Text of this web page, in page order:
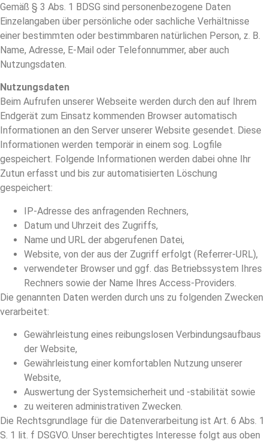
Gemäß § 3 Abs. 1 BDSG sind personenbezogene Daten
Einzelangaben über persönliche oder sachliche Verhältnisse
einer bestimmten oder bestimmbaren natürlichen Person, z. B.
Name, Adresse, E-Mail oder Telefonnummer, aber auch
Nutzungsdaten.
Nutzungsdaten
Beim Aufrufen unserer Webseite werden durch den auf Ihrem
Endgerät zum Einsatz kommenden Browser automatisch
Informationen an den Server unserer Website gesendet. Diese
Informationen werden temporär in einem sog. Logfile
gespeichert. Folgende Informationen werden dabei ohne Ihr
Zutun erfasst und bis zur automatisierten Löschung
gespeichert:
IP-Adresse des anfragenden Rechners,
Datum und Uhrzeit des Zugriffs,
Name und URL der abgerufenen Datei,
Website, von der aus der Zugriff erfolgt (Referrer-URL),
verwendeter Browser und ggf. das Betriebssystem Ihres
Rechners sowie der Name Ihres Access-Providers.
Die genannten Daten werden durch uns zu folgenden Zwecken
verarbeitet:
Gewährleistung eines reibungslosen Verbindungsaufbaus
der Website,
Gewährleistung einer komfortablen Nutzung unserer
Website,
Auswertung der Systemsicherheit und -stabilität sowie
zu weiteren administrativen Zwecken.
Die Rechtsgrundlage für die Datenverarbeitung ist Art. 6 Abs. 1
S. 1 lit. f DSGVO. Unser berechtigtes Interesse folgt aus oben